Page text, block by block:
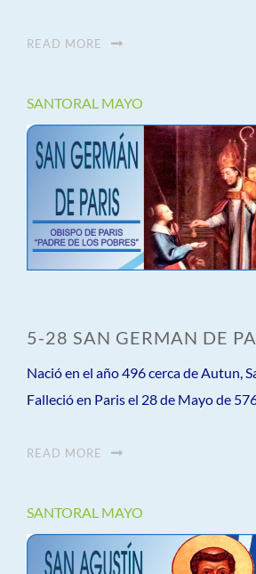
READ MORE
SANTORAL MAYO
5-28 SAN GERMAN DE
Nació en el año 496 cerca de Autun,
Falleció en Paris el 28 de Mayo de
READ MORE
SANTORAL MAYO